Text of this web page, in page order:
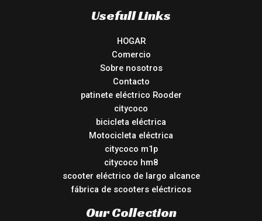
Usefull Links
HOGAR
Comercio
Sobre nosotros
Contacto
patinete eléctrico Rooder
citycoco
bicicleta eléctrica
Motocicleta eléctrica
citycoco m1p
citycoco hm8
scooter eléctrico de largo alcance
fábrica de scooters eléctricos
Our Collection